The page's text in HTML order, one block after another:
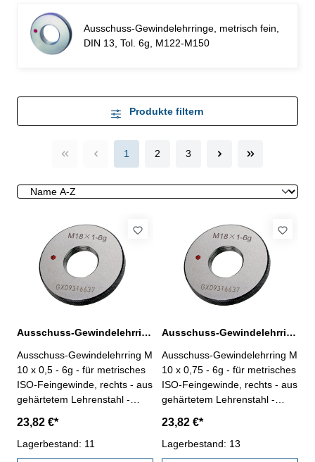
Ausschuss-Gewindelehrringe, metrisch fein,
DIN 13, Tol. 6g, M122-M150
Produkte filtern
1 2 3
Ausschuss-Gewindelehrring M 10 x 0,5 - 6g DIN 13
Ausschuss-Gewindelehrring M
10 x 0,5 - 6g - für metrisches
ISO-Feingewinde, rechts - aus
gehärtetem Lehrenstahl -
10 x 0,5
23,82 €*
Lagerbestand: 11
Ausschuss-Gewindelehrring M 10 x 0,75 - 6g DIN 13
Ausschuss-Gewindelehrring M
10 x 0,75 - 6g - für metrisches
ISO-Feingewinde, rechts - aus
gehärtetem Lehrenstahl -
10 x 0,75
23,82 €*
Lagerbestand: 13